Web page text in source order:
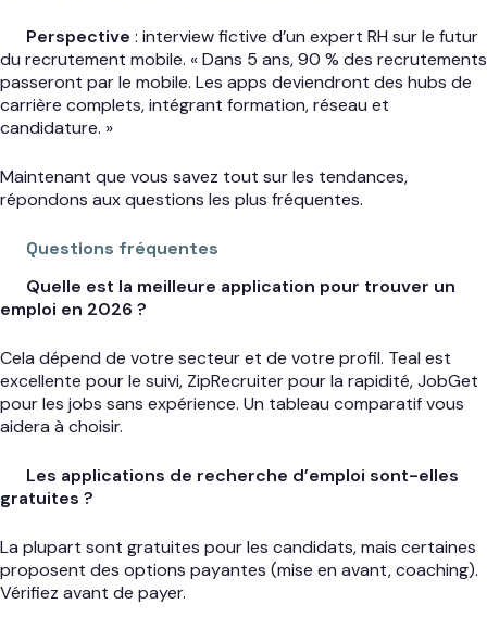
Perspective : interview fictive d’un expert RH sur le futur
du recrutement mobile. « Dans 5 ans, 90 % des recrutements
passeront par le mobile. Les apps deviendront des hubs de
carrière complets, intégrant formation, réseau et
candidature. »
Maintenant que vous savez tout sur les tendances,
répondons aux questions les plus fréquentes.
Questions fréquentes
Quelle est la meilleure application pour trouver un
emploi en 2026 ?
Cela dépend de votre secteur et de votre profil. Teal est
excellente pour le suivi, ZipRecruiter pour la rapidité, JobGet
pour les jobs sans expérience. Un tableau comparatif vous
aidera à choisir.
Les applications de recherche d’emploi sont-elles
gratuites ?
La plupart sont gratuites pour les candidats, mais certaines
proposent des options payantes (mise en avant, coaching).
Vérifiez avant de payer.